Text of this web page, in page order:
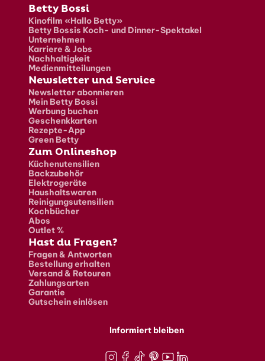
Fusszeile
Betty Bossi
Kinofilm «Hallo Betty»
Betty Bossis Koch- und Dinner-Spektakel
Unternehmen
Karriere & Jobs
Nachhaltigkeit
Medienmitteilungen
Newsletter und Service
Newsletter abonnieren
Mein Betty Bossi
Werbung buchen
Geschenkkarten
Rezepte-App
Green Betty
Zum Onlineshop
Küchenutensilien
Backzubehör
Elektrogeräte
Haushaltswaren
Reinigungsutensilien
Kochbücher
Abos
Outlet %
Hast du Fragen?
Fragen & Antworten
Bestellung erhalten
Versand & Retouren
Zahlungsarten
Garantie
Gutschein einlösen
Informiert bleiben